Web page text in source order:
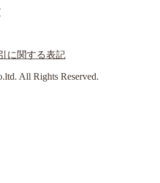
に関する表記
All Rights Reserved.